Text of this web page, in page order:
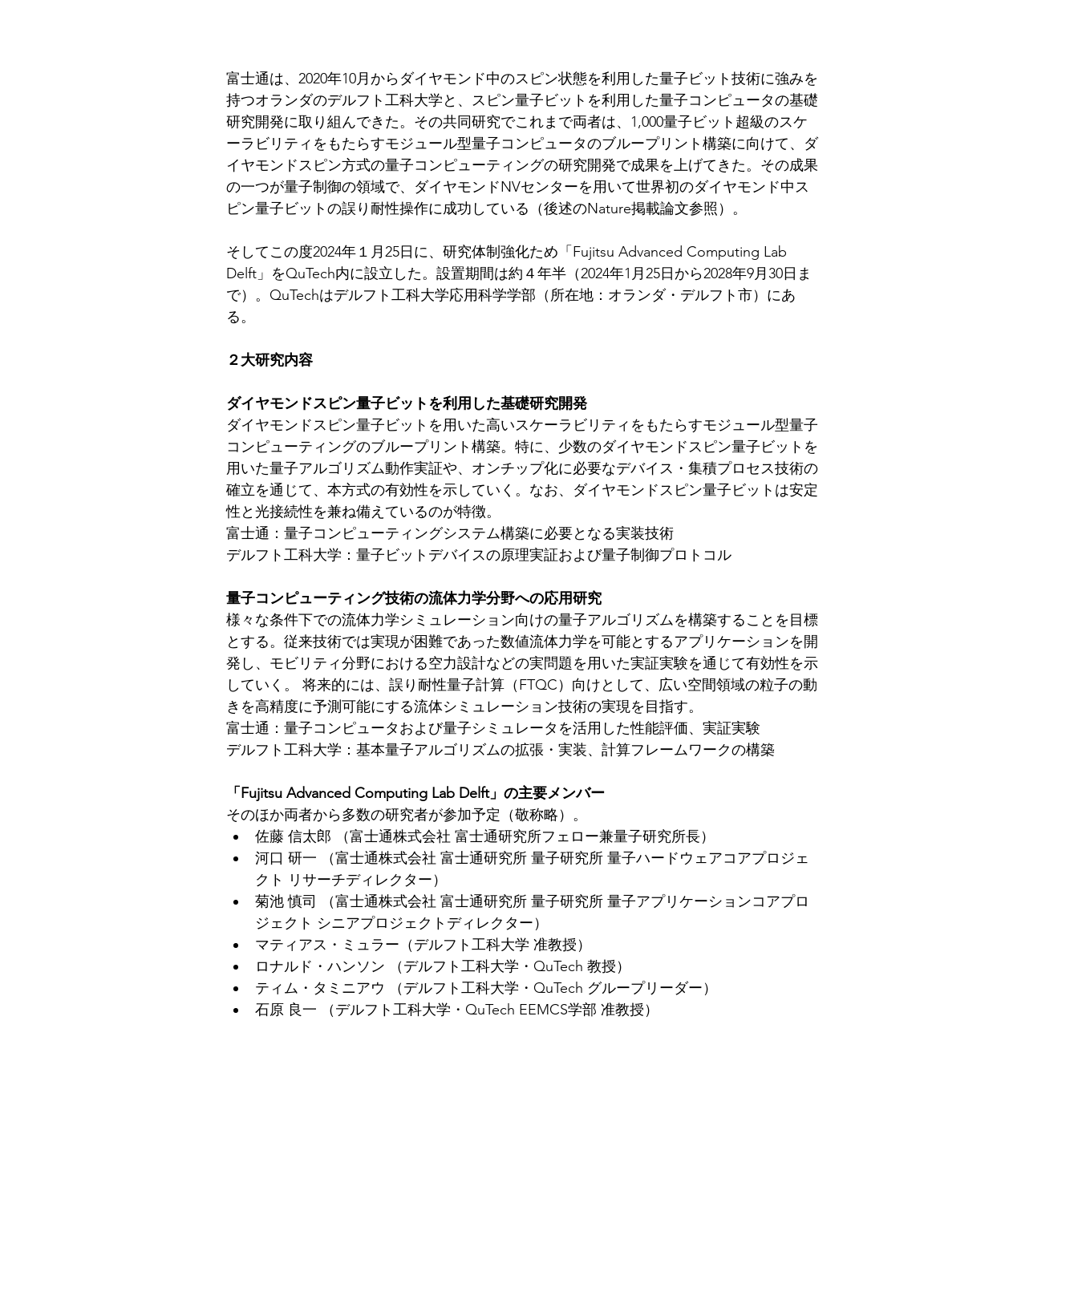
富士通は、2020年10月からダイヤモンド中のスピン状態を利用した量子ビット技術に強みを
持つオランダのデルフト工科大学と、スピン量子ビットを利用した量子コンピュータの基礎
研究開発に取り組んできた。その共同研究でこれまで両者は、1,000量子ビット超級のスケ
ーラビリティをもたらすモジュール型量子コンピュータのブループリント構築に向けて、ダ
イヤモンドスピン方式の量子コンピューティングの研究開発で成果を上げてきた。その成果
の一つが量子制御の領域で、ダイヤモンドNVセンターを用いて世界初のダイヤモンド中ス
ピン量子ビットの誤り耐性操作に成功している（後述のNature掲載論文参照）。
そしてこの度2024年１月25日に、研究体制強化ため「Fujitsu Advanced Computing Lab
Delft」をQuTech内に設立した。設置期間は約４年半（2024年1月25日から2028年9月30日ま
で）。QuTechはデルフト工科大学応用科学学部（所在地：オランダ・デルフト市）にあ
る。
２大研究内容
ダイヤモンドスピン量子ビットを利用した基礎研究開発
ダイヤモンドスピン量子ビットを用いた高いスケーラビリティをもたらすモジュール型量子
コンピューティングのブループリント構築。特に、少数のダイヤモンドスピン量子ビットを
用いた量子アルゴリズム動作実証や、オンチップ化に必要なデバイス・集積プロセス技術の
確立を通じて、本方式の有効性を示していく。なお、ダイヤモンドスピン量子ビットは安定
性と光接続性を兼ね備えているのが特徴。
富士通：量子コンピューティングシステム構築に必要となる実装技術
デルフト工科大学：量子ビットデバイスの原理実証および量子制御プロトコル
量子コンピューティング技術の流体力学分野への応用研究
様々な条件下での流体力学シミュレーション向けの量子アルゴリズムを構築することを目標
とする。従来技術では実現が困難であった数値流体力学を可能とするアプリケーションを開
発し、モビリティ分野における空力設計などの実問題を用いた実証実験を通じて有効性を示
していく。 将来的には、誤り耐性量子計算（FTQC）向けとして、広い空間領域の粒子の動
きを高精度に予測可能にする流体シミュレーション技術の実現を目指す。
富士通：量子コンピュータおよび量子シミュレータを活用した性能評価、実証実験
デルフト工科大学：基本量子アルゴリズムの拡張・実装、計算フレームワークの構築
「Fujitsu Advanced Computing Lab Delft」の主要メンバー
そのほか両者から多数の研究者が参加予定（敬称略）。
佐藤 信太郎 （富士通株式会社 富士通研究所フェロー兼量子研究所長）
河口 研一 （富士通株式会社 富士通研究所 量子研究所 量子ハードウェアコアプロジェ
クト リサーチディレクター）
菊池 慎司 （富士通株式会社 富士通研究所 量子研究所 量子アプリケーションコアプロ
ジェクト シニアプロジェクトディレクター）
マティアス・ミュラー（デルフト工科大学 准教授）
ロナルド・ハンソン （デルフト工科大学・QuTech 教授）
ティム・タミニアウ （デルフト工科大学・QuTech グループリーダー）
石原 良一 （デルフト工科大学・QuTech EEMCS学部 准教授）